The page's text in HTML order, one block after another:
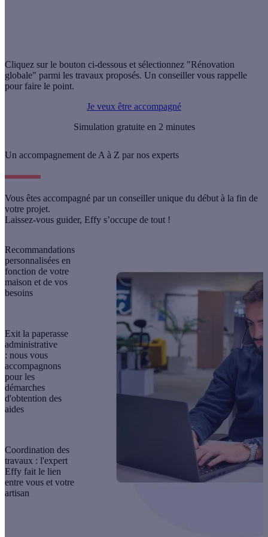
Cliquez sur le bouton ci-dessous et sélectionnez "Rénovation
globale" parmi les travaux proposés. Un conseiller vous rappelle
pour faire le point.
Je veux être accompagné
Simulation gratuite en 2 minutes
Un accompagnement de A à Z par nos experts
Vous êtes accompagné par un conseiller unique du début à la fin de
votre projet.
Laissez-vous guider, Effy s’occupe de tout !
Recommandations
personnalisées en
fonction de votre
maison et de vos
besoins
Exit la paperasse
administrative
: nous vous
accompagnons
pour les
démarches
d'obtention des
aides
Coordination des
travaux : l'expert
Effy fait le lien
entre vous et votre
artisan